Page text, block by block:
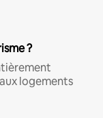
?
logements